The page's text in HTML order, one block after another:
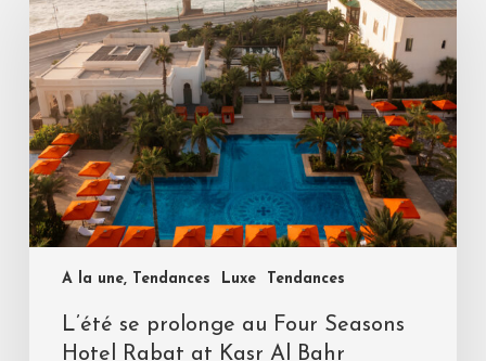
A la une, Tendances Luxe Tendances
L’été se prolonge au Four Seasons
Hotel Rabat at Kasr Al Bahr